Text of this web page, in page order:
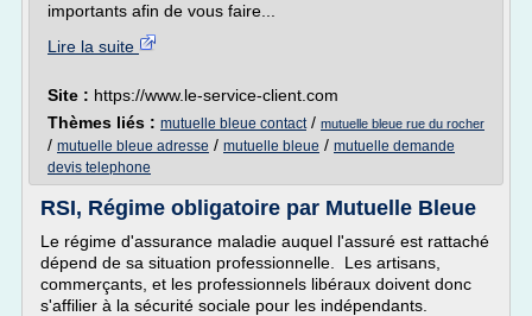
importants afin de vous faire...
Lire la suite
Site : https://www.le-service-client.com
Thèmes liés : mutuelle bleue contact/ mutuelle bleue rue du rocher
/ mutuelle bleue adresse / mutuelle bleue / mutuelle demande
devis telephone
RSI, Régime obligatoire par Mutuelle Bleue
Le régime d'assurance maladie auquel l'assuré est rattaché
dépend de sa situation professionnelle. Les artisans,
commerçants, et les professionnels libéraux doivent donc
s'affilier à la sécurité sociale pour les indépendants.